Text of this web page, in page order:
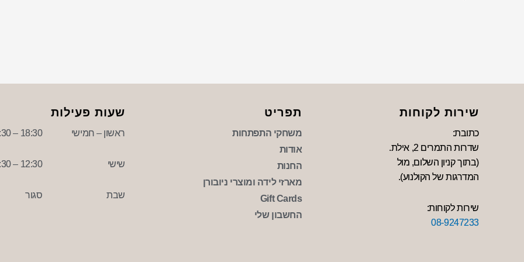
שירות לקוחות
כתובת:
שדרות התמרים 2, אילת.
(בתוך קניון השלום, מול
המדרגות של הקולנוע).
שירות לקוחות:
08-9247233
תפריט
משחקי התפתחות
אודות
החנות
מארזי לידה ומוצרי ניובורן
Gift Cards
החשבון שלי
שעות פעילות
ראשון – חמישי
שישי
שבת
18:30 – 09:30
12:30 – 09:30
סגור